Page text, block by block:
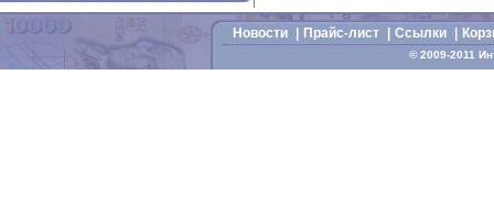
Новости Прайс-лист Cсылки
© 2009-2011